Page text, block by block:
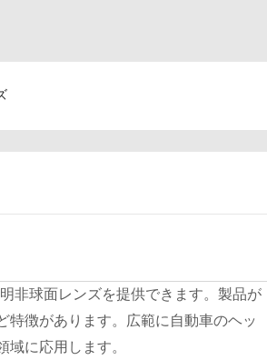
非球面レンズを提供できます。製品が
徴があります。広範に自動車のヘッ
に応用します。